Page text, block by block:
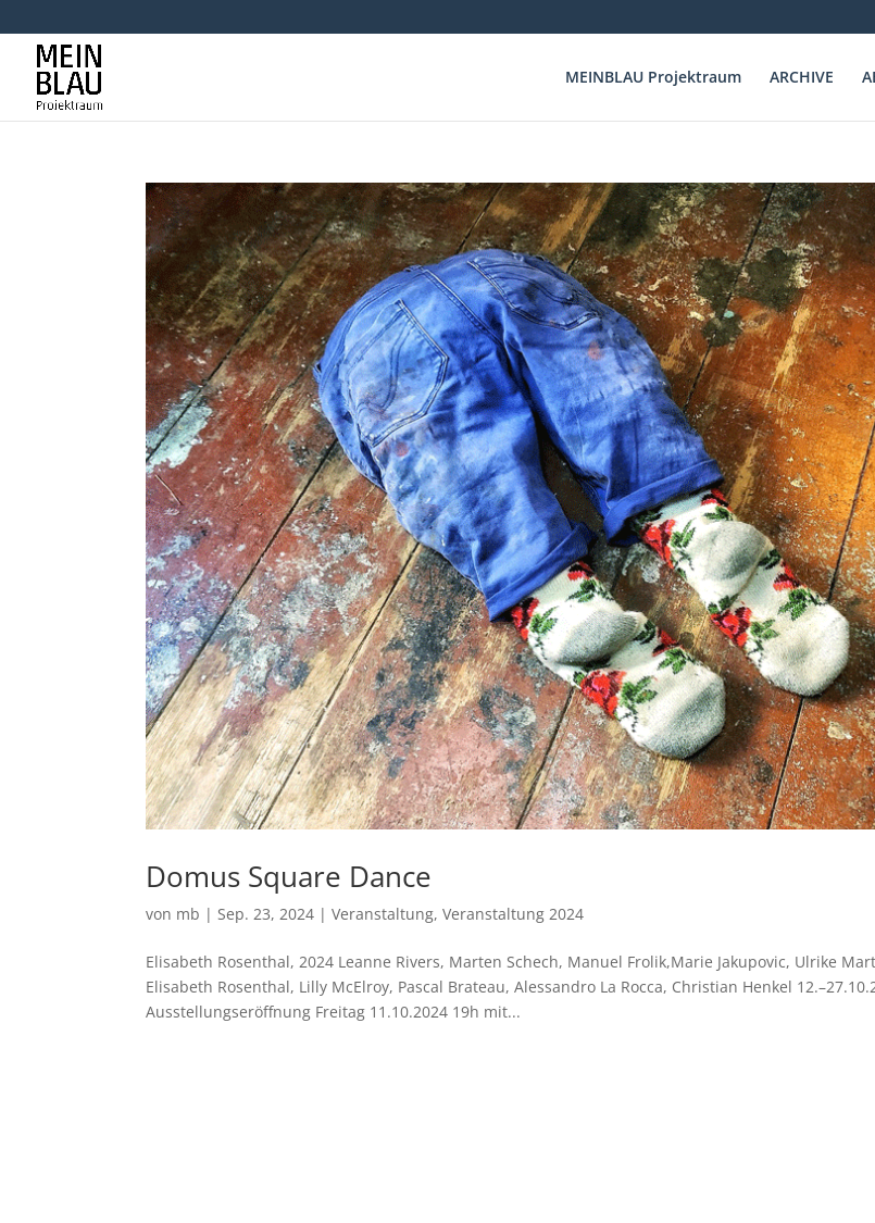
MEINBLAU Projektraum ARCHIVE
Domus Square Dance
von mb | Sep. 23, 2024 |Veranstaltung,Veranstaltung 2024
Elisabeth Rosenthal, 2024 Leanne Rivers, Marten Schech, Manuel Frolik,Marie Jakupovic, Ulrike
Elisabeth Rosenthal, Lilly McElroy, Pascal Brateau, Alessandro La Rocca, Christian Henkel
Ausstellungseröffnung Freitag 11.10.2024 19h mit...